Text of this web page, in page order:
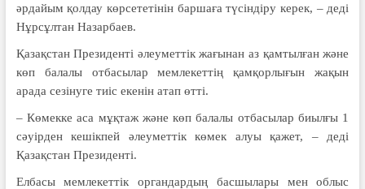
әрдайым қолдау көрсететінін баршаға түсіндіру керек, – деді
Нұрсұлтан Назарбаев.
Қазақстан Президенті әлеуметтік жағынан аз қамтылған және
көп балалы отбасылар мемлекеттің қамқорлығын жақын
арада сезінуге тиіс екенін атап өтті.
– Көмекке аса мұқтаж және көп балалы отбасылар биылғы 1
сәуірден кешікпей әлеуметтік көмек алуы қажет, – деді
Қазақстан Президенті.
Елбасы мемлекеттік органдардың басшылары мен облыс